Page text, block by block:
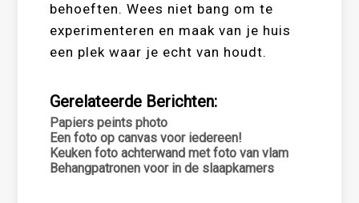
behoeften. Wees niet bang om te
experimenteren en maak van je huis
een plek waar je echt van houdt.
Gerelateerde Berichten:
Papiers peints photo
Een foto op canvas voor iedereen!
Keuken foto achterwand met foto van vlam
Behangpatronen voor in de slaapkamers